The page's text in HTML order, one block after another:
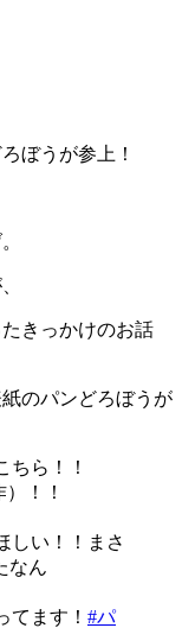
ぼうが参上！
きっかけのお話
のパンどろぼうが
ちら！！
）！！
しい！！まさ
なん
てます！ #パ